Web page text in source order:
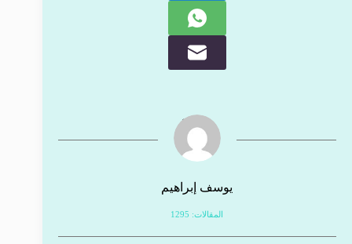
يوسف إبراهيم
المقالات: 1295